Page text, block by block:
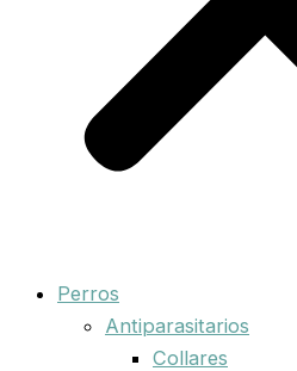
Perros
Antiparasitarios
Collares